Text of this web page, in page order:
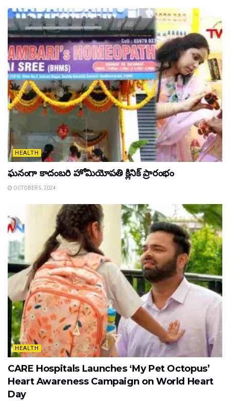
HEALTH
ఘ‌నంగా కాదంబ‌రి హోమియోపతి క్లినిక్ ప్రారంభం
OCTOBER 5, 2024
HEALTH
CARE Hospitals Launches ‘My Pet Octopus’
Heart Awareness Campaign on World Heart
Day